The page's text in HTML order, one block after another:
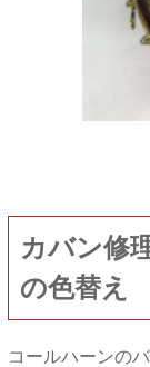
カバン
の色替え
コールハーンの